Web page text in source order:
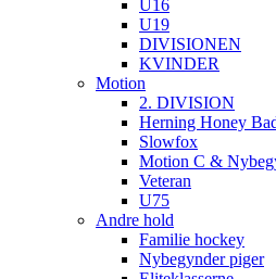
U16
U19
DIVISIONEN
KVINDER
Motion
2. DIVISION
Herning Honey
Slowfox
Motion C &
Veteran
U75
Andre hold
Familie hockey
Nybegynder piger